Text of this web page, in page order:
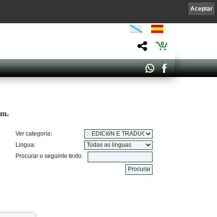
0
Ver categoría:
Lingua:
Procurar o seguinte texto:
Aceptar